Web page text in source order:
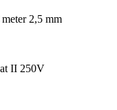
2,5 mm
II 250V